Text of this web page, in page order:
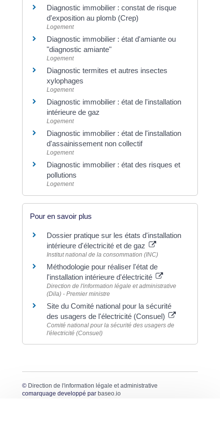
Diagnostic immobilier : constat de risque
d'exposition au plomb (Crep)
Logement
Diagnostic immobilier : état d'amiante ou
"diagnostic amiante"
Logement
Diagnostic termites et autres insectes
xylophages
Logement
Diagnostic immobilier : état de l'installation
intérieure de gaz
Logement
Diagnostic immobilier : état de l'installation
d'assainissement non collectif
Logement
Diagnostic immobilier : état des risques et
pollutions
Logement
Pour en savoir plus
Dossier pratique sur les états d'installation
intérieure d'électricité et de gaz
Institut national de la consommation (INC)
Méthodologie pour réaliser l'état de
l'installation intérieure d'électricité
Direction de l'information légale et administrative
(Dila) - Premier ministre
Site du Comité national pour la sécurité
des usagers de l'électricité (Consuel)
Comité national pour la sécurité des usagers de
l'électricité (Consuel)
© Direction de l'information légale et administrative
comarquage developpé par baseo.io